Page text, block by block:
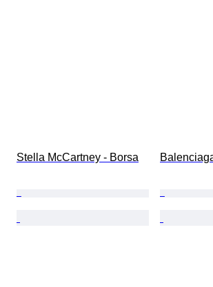
Stella McCartney - Borsa